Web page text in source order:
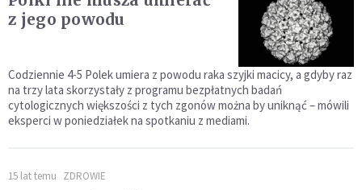
z jego powodu
Codziennie 4-5 Polek umiera z powodu raka szyjki macicy, a gdyby raz
na trzy lata skorzystały z programu bezpłatnych badań
cytologicznych większości z tych zgonów można by uniknąć – mówili
eksperci w poniedziałek na spotkaniu z mediami.
15 lat temu ZDROWIE